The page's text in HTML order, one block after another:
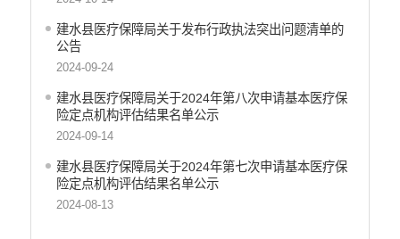
建水县医疗保障局关于发布行政执法突出问题清单的
公告
2024-09-24
建水县医疗保障局关于2024年第八次申请基本医疗保
险定点机构评估结果名单公示
2024-09-14
建水县医疗保障局关于2024年第七次申请基本医疗保
险定点机构评估结果名单公示
2024-08-13